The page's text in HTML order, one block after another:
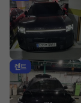
렌트